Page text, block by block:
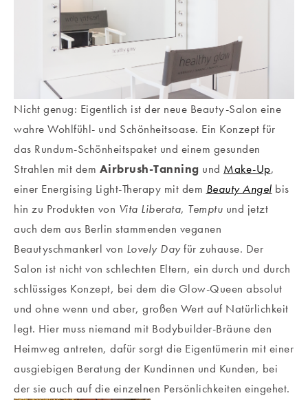
Nicht genug: Eigentlich ist der neue Beauty-Salon eine
wahre Wohlfühl- und Schönheitsoase. Ein Konzept für
das Rundum-Schönheitspaket und einem gesunden
Strahlen mit dem Airbrush-Tanning und Make-Up,
einer Energising Light-Therapy mit dem Beauty Angel bis
hin zu Produkten von Vita Liberata, Temptu und jetzt
auch dem aus Berlin stammenden veganen
Beautyschmankerl von Lovely Dayfür zuhause. Der
Salon ist nicht von schlechten Eltern, ein durch und durch
schlüssiges Konzept, bei dem die Glow-Queen absolut
und ohne wenn und aber, großen Wert auf Natürlichkeit
legt. Hier muss niemand mit Bodybuilder-Bräune den
Heimweg antreten, dafür sorgt die Eigentümerin mit einer
ausgiebigen Beratung der Kundinnen und Kunden, bei
der sie auch auf die einzelnen Persönlichkeiten eingehet.